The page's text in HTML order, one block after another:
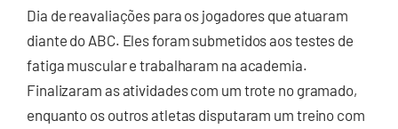
Dia de reavaliações para os jogadores que atuaram
diante do ABC. Eles foram submetidos aos testes de
fatiga muscular e trabalharam na academia.
Finalizaram as atividades com um trote no gramado,
enquanto os outros atletas disputaram um treino com